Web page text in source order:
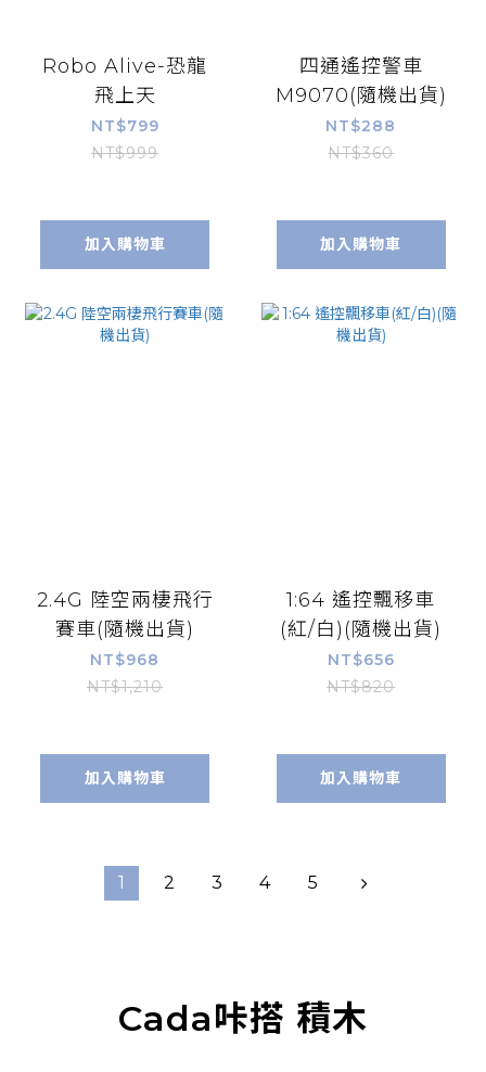
Robo Alive-恐龍
飛上天
NT$799
NT$999
加入購物車
四通遙控警車
M9070(隨機出貨)
NT$288
NT$360
加入購物車
2.4G 陸空兩棲飛行
賽車(隨機出貨)
NT$968
NT$1,210
加入購物車
1:64 遙控飄移車
(紅/白)(隨機出貨)
NT$656
NT$820
加入購物車
1 2 3 4 5
Cada咔搭 積木